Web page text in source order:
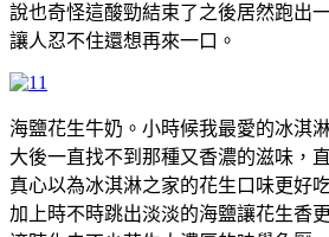
說也奇怪這酸勁結束了之後居然跑出
讓人忍不住還想再來一口。
海鹽花生牛奶。小時候我最愛的冰淇
大後一直找不到那種又香濃的滋味，
真心以為冰淇淋之家的花生口味更好
加上時不時跳出淡淡的海鹽讓花生香